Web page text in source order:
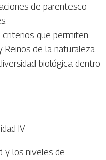
de parentesco
que permiten
Reinos de la naturaleza
biológica dentro
IV
y los niveles de